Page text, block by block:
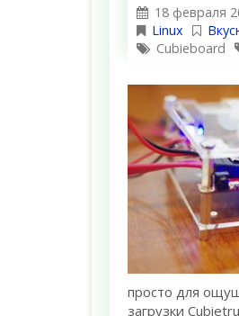
18 февраля
Linux
Cubieboard
просто для
загрузки